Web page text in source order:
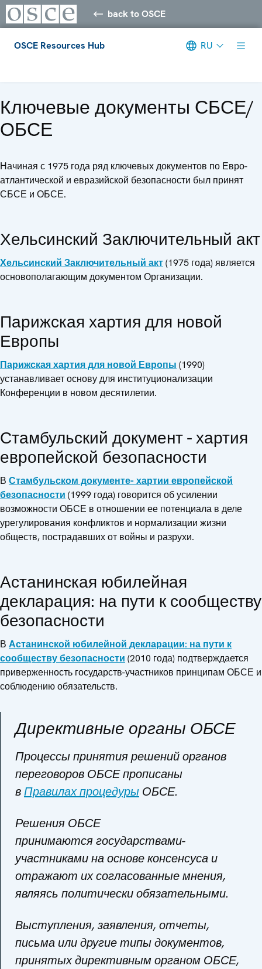
back to OSCE
OSCE Resources Hub RU
Ключевые документы СБСЕ/
ОБСЕ
Начиная с 1975 года ряд ключевых документов по Евро-
атлантической и евразийской безопасности был принят
СБСЕ и ОБСЕ.
Хельсинский Заключительный акт
Хельсинский Заключительный акт(1975 года) является
основополагающим документом Организации.
Парижская хартия для новой
Европы
Парижская хартия для новой Европы (1990)
устанавливает основу для институционализации
Конференции в новом десятилетии.
Стамбульский документ - хартия
европейской безопасности
В Стамбульском документе- хартии европейской
безопасности (1999 года) говорится об усилении
возможности ОБСЕ в отношении ее потенциала в деле
урегулирования конфликтов и нормализации жизни
обществ, пострадавших от войны и разрухи.
Астанинская юбилейная
декларация: на пути к сообществу
безопасности
В Астанинской юбилейной декларации: на пути к
сообществу безопасности (2010 года) подтверждается
приверженность государств-участников принципам ОБСЕ и
соблюдению обязательств.
Директивные органы ОБСЕ
Процессы принятия решений органов
переговоров ОБСЕ прописаны
вПравилах процедуры ОБСЕ.
Решения ОБСЕ
принимаются государствами-
участниками на основе консенсуса и
отражают их согласованные мнения,
являясь политически обязательными.
Выступления, заявления, отчеты,
письма или другие типы документов,
принятых директивным органом ОБСЕ,